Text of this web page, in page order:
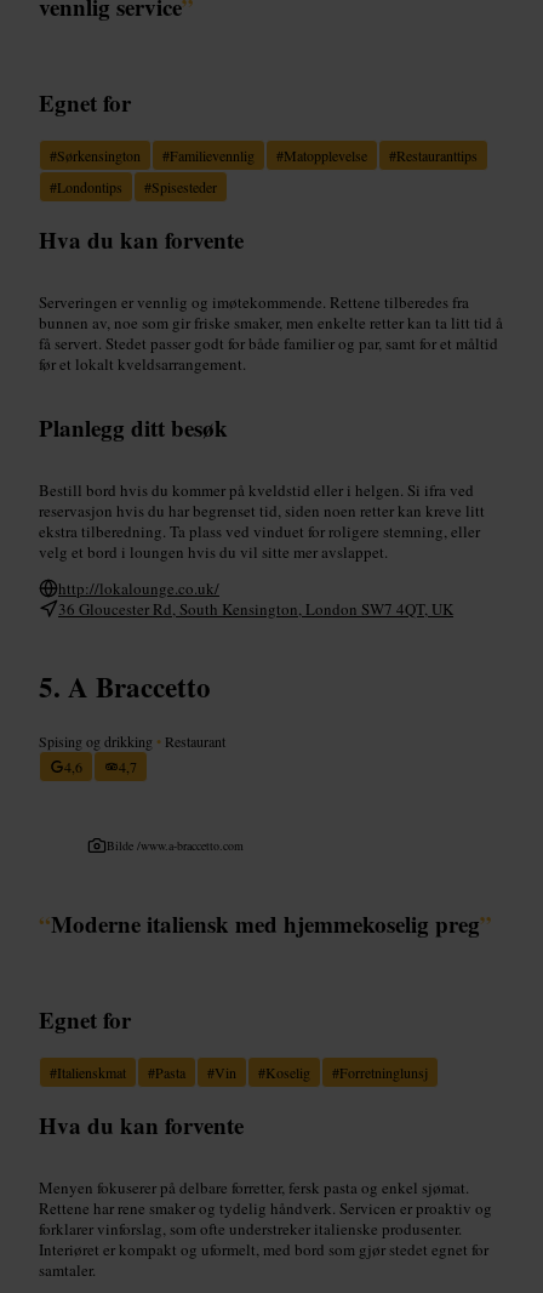
Egnet for
#Sørkensington #Familievennlig #Matopplevelse #Restauranttips
#Londontips #Spisesteder
Hva du kan forvente
Serveringen er vennlig og imøtekommende. Rettene tilberedes fra
bunnen av, noe som gir friske smaker, men enkelte retter kan ta litt tid å
få servert. Stedet passer godt for både familier og par, samt for et måltid
før et lokalt kveldsarrangement.
Planlegg ditt besøk
Bestill bord hvis du kommer på kveldstid eller i helgen. Si ifra ved
reservasjon hvis du har begrenset tid, siden noen retter kan kreve litt
ekstra tilberedning. Ta plass ved vinduet for roligere stemning, eller
velg et bord i loungen hvis du vil sitte mer avslappet.
http://lokalounge.co.uk/
36 Gloucester Rd, South Kensington, London SW7 4QT, UK
A Braccetto
Spising og drikking • Restaurant
4,6
4,7
Bilde /www.a-braccetto.com
“Moderne italiensk med hjemmekoselig preg”
Egnet for
#Italienskmat #Pasta #Vin #Koselig #Forretninglunsj
Hva du kan forvente
Menyen fokuserer på delbare forretter, fersk pasta og enkel sjømat.
Rettene har rene smaker og tydelig håndverk. Servicen er proaktiv og
forklarer vinforslag, som ofte understreker italienske produsenter.
Interiøret er kompakt og uformelt, med bord som gjør stedet egnet for
samtaler.